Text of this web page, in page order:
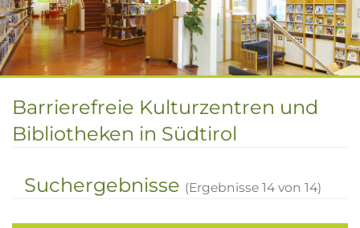
Barrierefreie Kulturzentren und
Bibliotheken in Südtirol
Suchergebnisse (Ergebnisse 14 von 14)